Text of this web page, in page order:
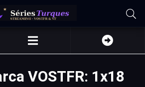
VOSTFR: 1x18